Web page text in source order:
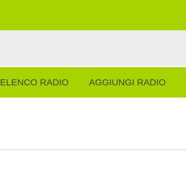
ELENCO RADIO AGGIUNGI RADIO